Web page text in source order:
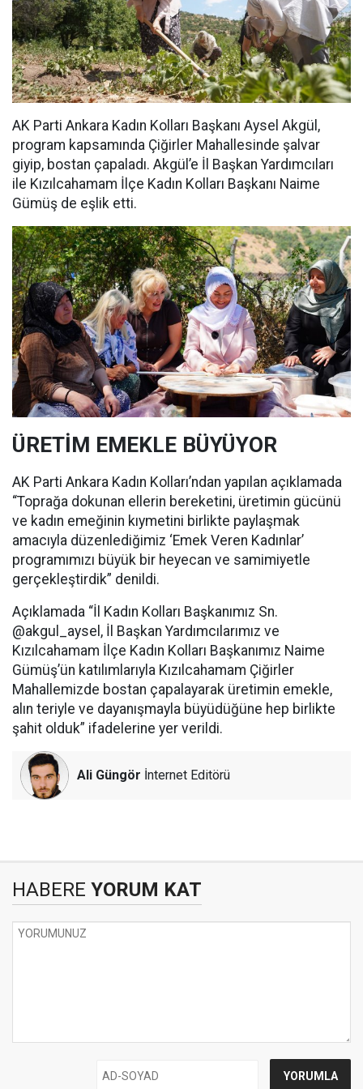
AK Parti Ankara Kadın Kolları Başkanı Aysel Akgül,
program kapsamında Çiğirler Mahallesinde şalvar
giyip, bostan çapaladı. Akgül’e İl Başkan Yardımcıları
ile Kızılcahamam İlçe Kadın Kolları Başkanı Naime
Gümüş de eşlik etti.
ÜRETİM EMEKLE BÜYÜYOR
AK Parti Ankara Kadın Kolları’ndan yapılan açıklamada
“Toprağa dokunan ellerin bereketini, üretimin gücünü
ve kadın emeğinin kıymetini birlikte paylaşmak
amacıyla düzenlediğimiz ‘Emek Veren Kadınlar’
programımızı büyük bir heyecan ve samimiyetle
gerçekleştirdik” denildi.
Açıklamada “İl Kadın Kolları Başkanımız Sn.
@akgul_aysel, İl Başkan Yardımcılarımız ve
Kızılcahamam İlçe Kadın Kolları Başkanımız Naime
Gümüş’ün katılımlarıyla Kızılcahamam Çiğirler
Mahallemizde bostan çapalayarak üretimin emekle,
alın teriyle ve dayanışmayla büyüdüğüne hep birlikte
şahit olduk” ifadelerine yer verildi.
Ali Güngör İnternet Editörü
HABERE YORUM KAT